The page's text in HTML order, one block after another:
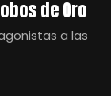
de Oro
a las